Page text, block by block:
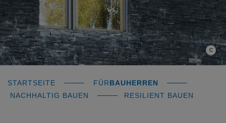
C
STARTSEITE FÜRBAUHERREN
NACHHALTIG BAUEN
RESILIENT BAUEN